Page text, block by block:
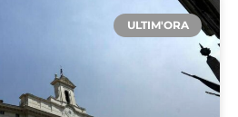
ULTIM'ORA